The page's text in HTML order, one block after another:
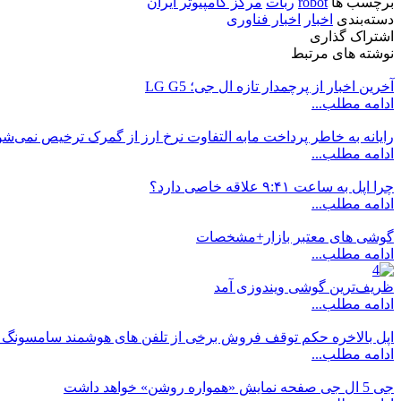
دسته‌بندی اخبار
اخبار فناوری
اشتراک گذاری
نوشته های مرتبط
آخرین اخبار از پرچمدار تازه ال جی؛ LG G5
ادامه مطلب...
رایانه به خاطر پرداخت مابه التفاوت نرخ ارز از گمرک ترخیص
ادامه مطلب...
چرا اپل به ساعت ۹:۴۱ علاقه خاصی دارد؟
ادامه مطلب...
گوشی های معتبر بازار+مشخصات
ادامه مطلب...
ظریف‌ترین گوشی ویندوزی آمد
ادامه مطلب...
اپل بالاخره حکم توقف فروش برخی از تلفن های هوشمند سامسونگ
ادامه مطلب...
جی 5 ال جی صفحه نمایش «همواره روشن» خواهد داشت